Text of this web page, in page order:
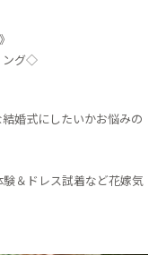
ング◇
婚式にしたいかお悩みの
＆ドレス試着など花嫁気